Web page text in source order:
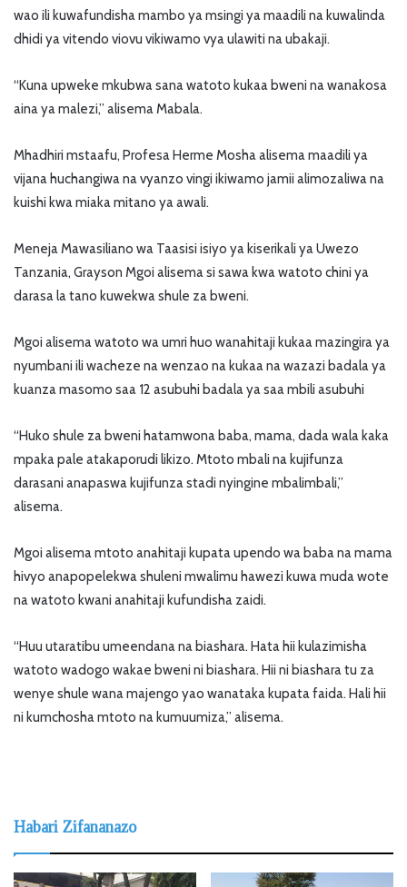
wao ili kuwafundisha mambo ya msingi ya maadili na kuwalinda
dhidi ya vitendo viovu vikiwamo vya ulawiti na ubakaji.
“Kuna upweke mkubwa sana watoto kukaa bweni na wanakosa
aina ya malezi,” alisema Mabala.
Mhadhiri mstaafu, Profesa Herme Mosha alisema maadili ya
vijana huchangiwa na vyanzo vingi ikiwamo jamii alimozaliwa na
kuishi kwa miaka mitano ya awali.
Meneja Mawasiliano wa Taasisi isiyo ya kiserikali ya Uwezo
Tanzania, Grayson Mgoi alisema si sawa kwa watoto chini ya
darasa la tano kuwekwa shule za bweni.
Mgoi alisema watoto wa umri huo wanahitaji kukaa mazingira ya
nyumbani ili wacheze na wenzao na kukaa na wazazi badala ya
kuanza masomo saa 12 asubuhi badala ya saa mbili asubuhi
“Huko shule za bweni hatamwona baba, mama, dada wala kaka
mpaka pale atakaporudi likizo. Mtoto mbali na kujifunza
darasani anapaswa kujifunza stadi nyingine mbalimbali,”
alisema.
Mgoi alisema mtoto anahitaji kupata upendo wa baba na mama
hivyo anapopelekwa shuleni mwalimu hawezi kuwa muda wote
na watoto kwani anahitaji kufundisha zaidi.
“Huu utaratibu umeendana na biashara. Hata hii kulazimisha
watoto wadogo wakae bweni ni biashara. Hii ni biashara tu za
wenye shule wana majengo yao wanataka kupata faida. Hali hii
ni kumchosha mtoto na kumuumiza,” alisema.
Habari Zifananazo